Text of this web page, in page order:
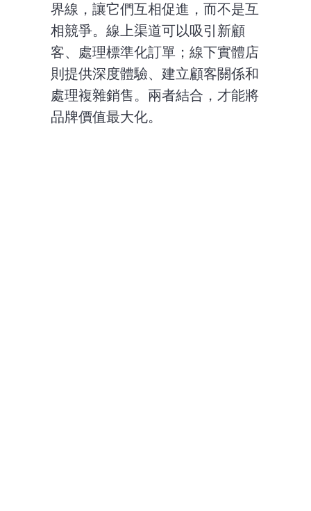
界線，讓它們互相促進，而不是互
相競爭。線上渠道可以吸引新顧
客、處理標準化訂單；線下實體店
則提供深度體驗、建立顧客關係和
處理複雜銷售。兩者結合，才能將
品牌價值最大化。